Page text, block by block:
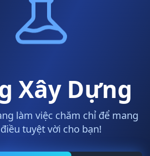
Xây Dựng
làm việc chăm chỉ để mang
tuyệt vời cho bạn!